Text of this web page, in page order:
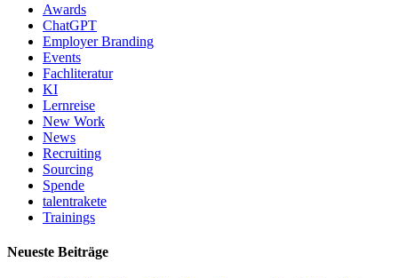
Awards
ChatGPT
Employer Branding
Events
Fachliteratur
KI
Lernreise
New Work
News
Recruiting
Sourcing
Spende
talentrakete
Trainings
Neueste Beiträge